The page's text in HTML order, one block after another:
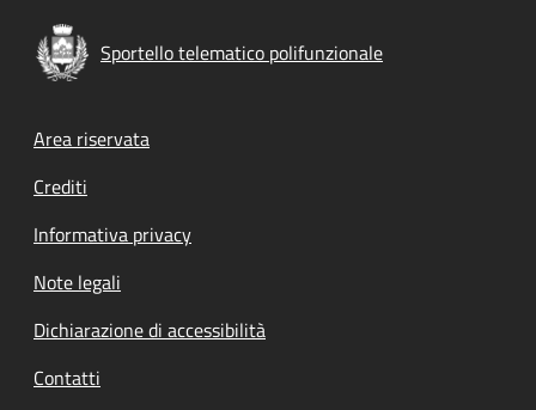
Sportello telematico polifunzionale
Footer menu
Area riservata
Crediti
Informativa privacy
Note legali
Dichiarazione di accessibilità
Contatti